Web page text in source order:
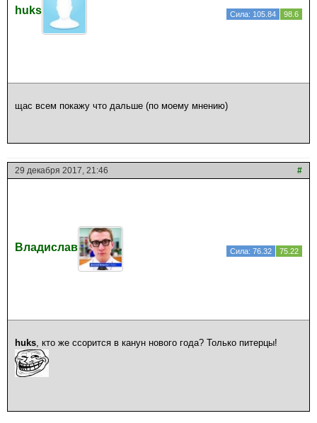
huks Сила: 105.84 98.6
щас всем покажу что дальше (по моему мнению)
29 декабря 2017, 21:46 #
Владислав Сила: 76.32 75.22
huks , кто же ссорится в канун нового года? Только питерцы!